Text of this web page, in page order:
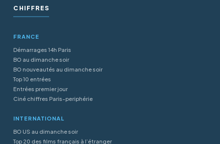
CHIFFRES
FRANCE
Démarrages 14h Paris
BO au dimanche soir
BO nouveautés au dimanche soir
Top 10 entrées
Entrées premier jour
Ciné chiffres Paris-periphérie
INTERNATIONAL
BO US au dimanche soir
Top 20 des films français à l’étranger